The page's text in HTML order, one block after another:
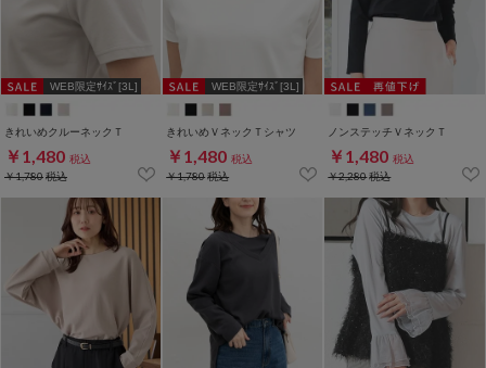
WEB限定ｻｲｽﾞ[3L]
きれいめクルーネックＴ
￥1,480 税込
￥1,780税込
WEB限定ｻｲｽﾞ[3L]
きれいめＶネックＴシャツ
￥1,480 税込
￥1,780税込
ノンステッチＶネックＴ
￥1,480 税込
￥2,280税込